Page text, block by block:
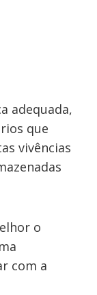
adequada,
que
vivências
o
com a